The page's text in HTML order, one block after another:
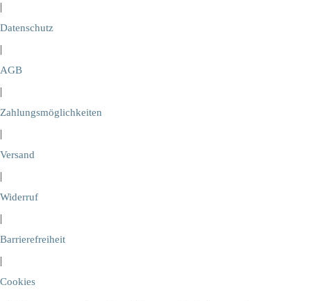
Datenschutz
AGB
Zahlungsmöglichkeiten
Versand
Widerruf
Barrierefreiheit
Cookies